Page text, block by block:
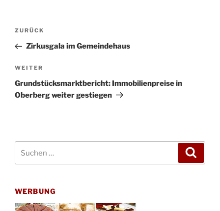
Beitragsnavigation
Vorheriger
Beitrag
ZURÜCK
Zirkusgala im Gemeindehaus
Nächster
Beitrag
WEITER
Grundstücksmarktbericht: Immobilienpreise in
Oberberg weiter gestiegen
nach:
WERBUNG